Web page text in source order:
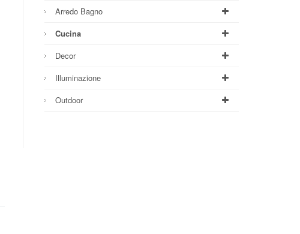
Arredo Bagno
Cucina
Decor
Illuminazione
Outdoor